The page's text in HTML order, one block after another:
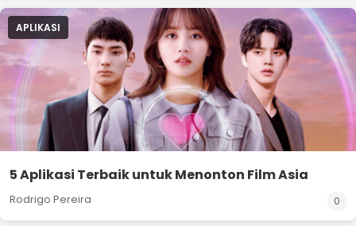
APLIKASI
5 Aplikasi Terbaik untuk Menonton Film Asia
Rodrigo Pereira 0